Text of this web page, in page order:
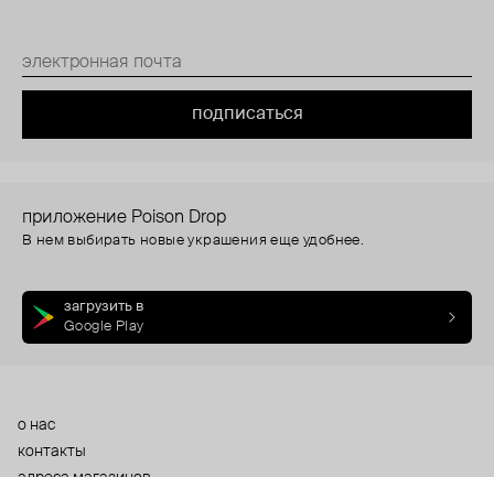
подписаться
приложение Poison Drop
В нем выбирать новые украшения еще удобнее.
загрузить в
Google Play
о нас
контакты